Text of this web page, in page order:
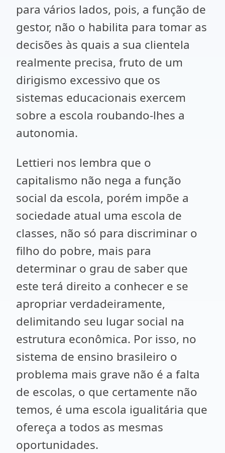
para vários lados, pois, a função de
gestor, não o habilita para tomar as
decisões às quais a sua clientela
realmente precisa, fruto de um
dirigismo excessivo que os
sistemas educacionais exercem
sobre a escola roubando-lhes a
autonomia.
Lettieri nos lembra que o
capitalismo não nega a função
social da escola, porém impõe a
sociedade atual uma escola de
classes, não só para discriminar o
filho do pobre, mais para
determinar o grau de saber que
este terá direito a conhecer e se
apropriar verdadeiramente,
delimitando seu lugar social na
estrutura econômica. Por isso, no
sistema de ensino brasileiro o
problema mais grave não é a falta
de escolas, o que certamente não
temos, é uma escola igualitária que
ofereça a todos as mesmas
oportunidades.